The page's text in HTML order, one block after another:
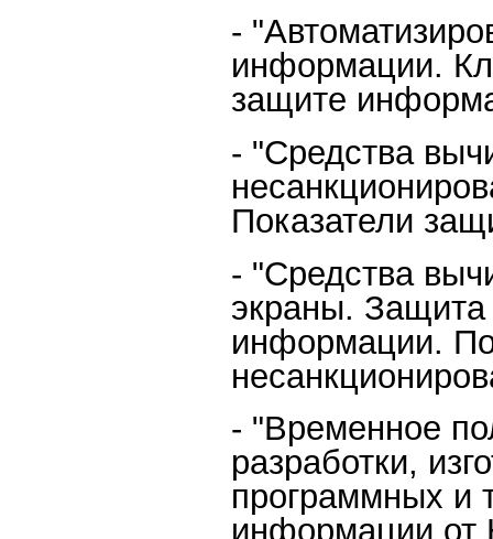
-
информации.
защите
- "Средства
Показатели
- "Средства
экраны. Защита
информации.
- "Временное
разработки,
программных и
информации